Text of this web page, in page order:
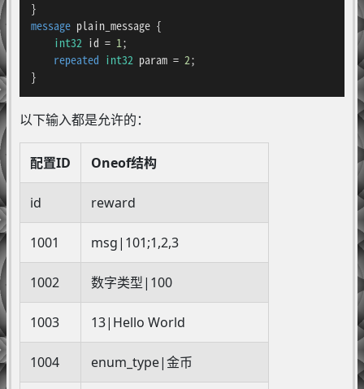
message plain_message {
int32 id = 1 ;
repeated int32 param = 2;
}
以下输入都是允许的：
配置ID Oneof结构
id reward
1001 msg|101;1,2,3
1002 数字类型|100
1003 13|Hello World
1004 enum_type|金币